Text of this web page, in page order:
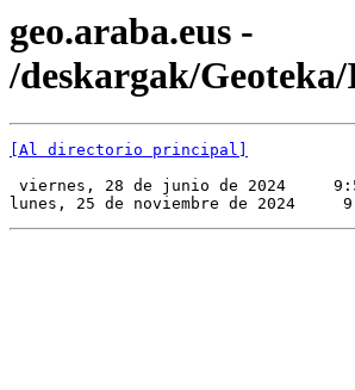
geo.araba.eus -
/deskargak/Geoteka/
[Al directorio principal]
viernes, 28 de junio de 2024
lunes, 25 de noviembre de 2024